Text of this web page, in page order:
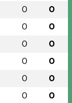
0 0
0 0
0 0
0 0
0 0
0 0